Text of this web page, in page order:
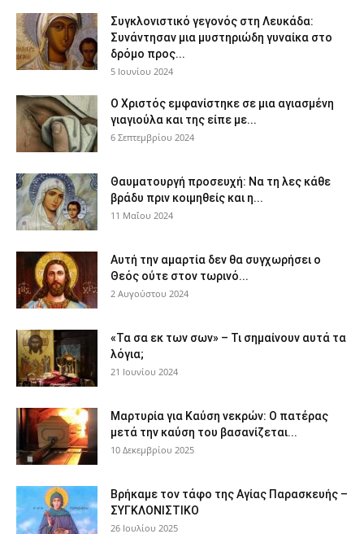
Συγκλονιστικό γεγονός στη Λευκάδα:
Συνάντησαν μια μυστηριώδη γυναίκα στο
δρόμο προς...
5 Ιουνίου 2024
Ο Χριστός εμφανίστηκε σε μια αγιασμένη
γιαγιούλα και της είπε με...
6 Σεπτεμβρίου 2024
Θαυματουργή προσευχή: Να τη λες κάθε
βράδυ πριν κοιμηθείς και η...
11 Μαΐου 2024
Αυτή την αμαρτία δεν θα συγχωρήσει ο
Θεός ούτε στον τωρινό...
2 Αυγούστου 2024
«Τα σα εκ των σων» – Τι σημαίνουν αυτά τα
λόγια;
21 Ιουνίου 2024
Μαρτυρία για Καύση νεκρών: Ο πατέρας
μετά την καύση του βασανίζεται...
10 Δεκεμβρίου 2025
Βρήκαμε τον τάφο της Αγίας Παρασκευής –
ΣΥΓΚΛΟΝΙΣΤΙΚΟ
26 Ιουλίου 2025